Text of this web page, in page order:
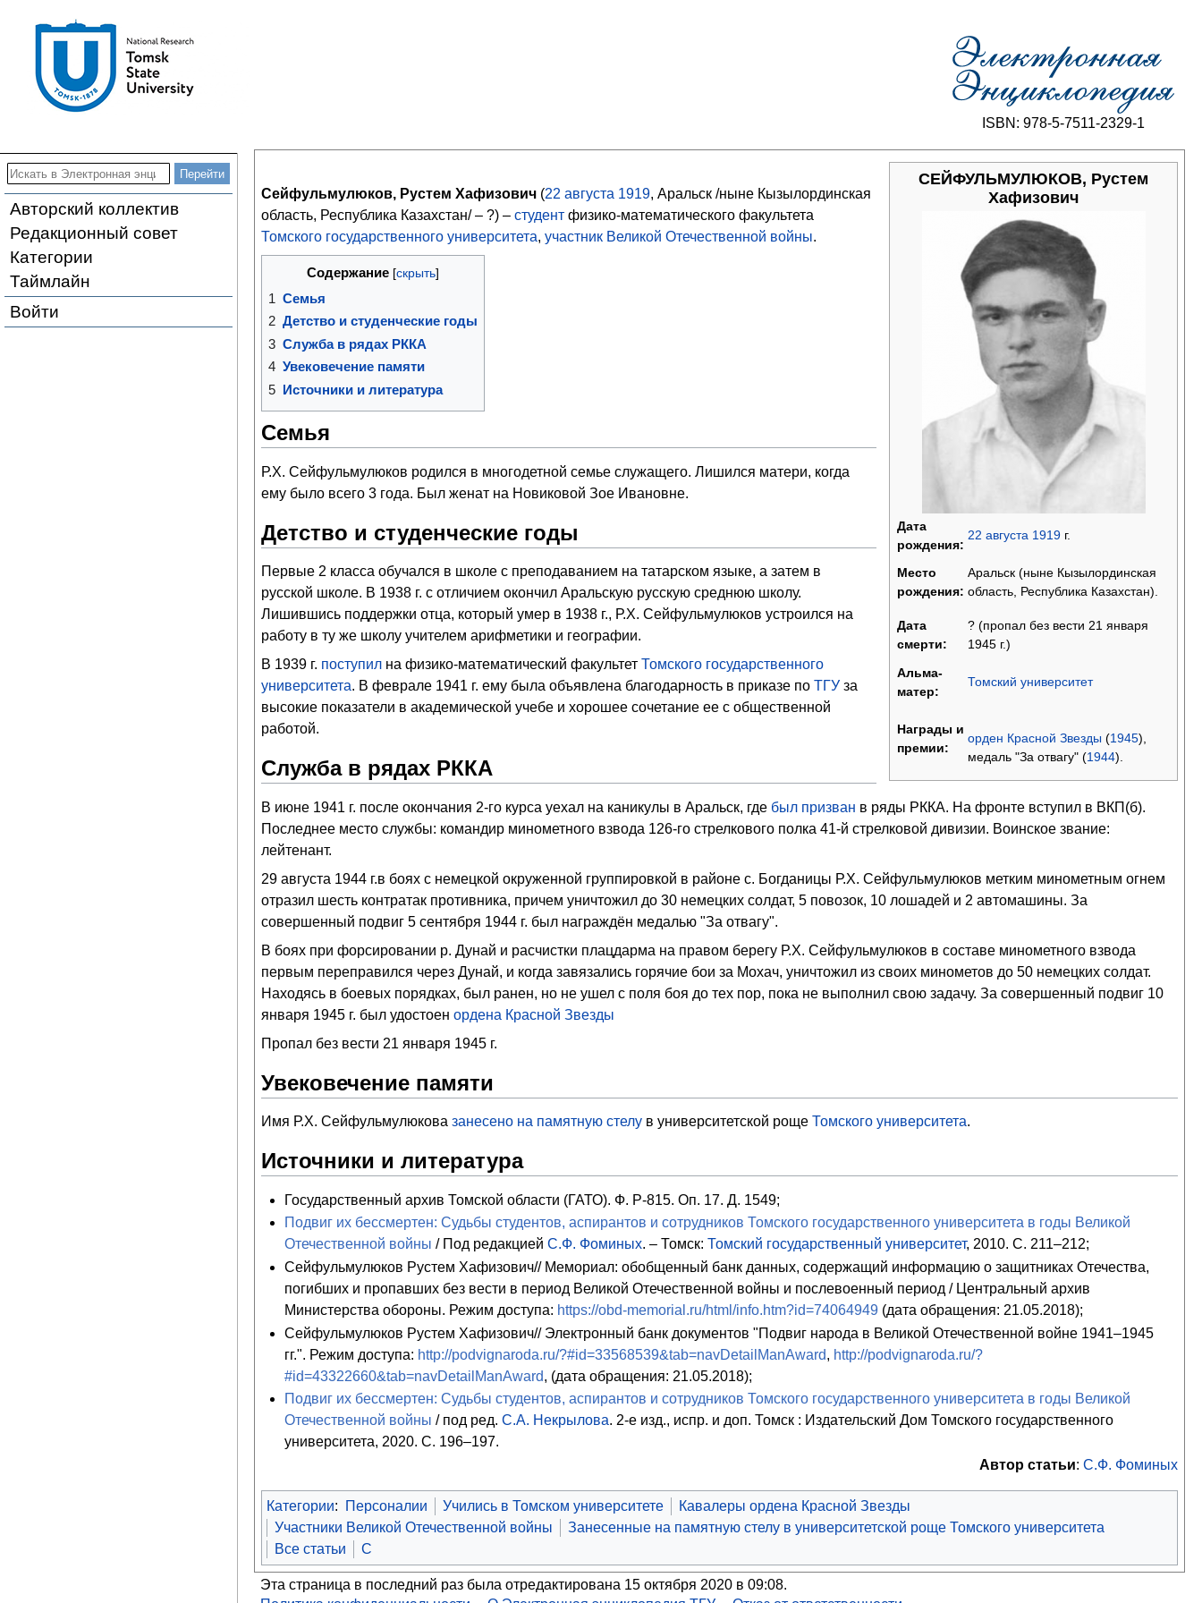
ISBN: 978-5-7511-2329-1
Авторский коллектив
Редакционный совет
Категории
Таймлайн
Войти
СЕЙФУЛЬМУЛЮКОВ, Рустем
Хафизович
Дата
рождения:
22 августа 1919 г.
Место
рождения:
Аральск (ныне Кызылординская
область, Республика Казахстан).
Дата
смерти:
? (пропал без вести 21 января
1945 г.)
Альма-
матер:
Томский университет
Награды и
премии:
орден Красной Звезды (1945),
медаль "За отвагу" (1944).
Сейфульмулюков, Рустем Хафизович(22 августа 1919, Аральск /ныне Кызылординская
область, Республика Казахстан/ – ?) – студентфизико-математического факультета
Томского государственного университета, участник Великой Отечественной войны.
Содержание
1 Семья
2 Детство и студенческие годы
3 Служба в рядах РККА
4 Увековечение памяти
5 Источники и литература
Семья
Р.Х. Сейфульмулюков родился в многодетной семье служащего. Лишился матери, когда
ему было всего 3 года. Был женат на Новиковой Зое Ивановне.
Детство и студенческие годы
Первые 2 класса обучался в школе с преподаванием на татарском языке, а затем в
русской школе. В 1938 г. с отличием окончил Аральскую русскую среднюю школу.
Лишившись поддержки отца, который умер в 1938 г., Р.Х. Сейфульмулюков устроился на
работу в ту же школу учителем арифметики и географии.
В 1939 г. поступилна физико-математический факультет Томского государственного
университета. В феврале 1941 г. ему была объявлена благодарность в приказе по ТГУза
высокие показатели в академической учебе и хорошее сочетание ее с общественной
работой.
Служба в рядах РККА
В июне 1941 г. после окончания 2-го курса уехал на каникулы в Аральск, где был призван в ряды РККА. На фронте вступил в ВКП(б).
Последнее место службы: командир минометного взвода 126-го стрелкового полка 41-й стрелковой дивизии. Воинское звание:
лейтенант.
29 августа 1944 г.в боях с немецкой окруженной группировкой в районе с. Богданицы Р.Х. Сейфульмулюков метким минометным огнем
отразил шесть контратак противника, причем уничтожил до 30 немецких солдат, 5 повозок, 10 лошадей и 2 автомашины. За
совершенный подвиг 5 сентября 1944 г. был награждён медалью "За отвагу".
В боях при форсировании р. Дунай и расчистки плацдарма на правом берегу Р.Х. Сейфульмулюков в составе минометного взвода
первым переправился через Дунай, и когда завязались горячие бои за Мохач, уничтожил из своих минометов до 50 немецких солдат.
Находясь в боевых порядках, был ранен, но не ушел с поля боя до тех пор, пока не выполнил свою задачу. За совершенный подвиг 10
января 1945 г. был удостоен ордена Красной Звезды
Пропал без вести 21 января 1945 г.
Увековечение памяти
Имя Р.Х. Сейфульмулюкова занесено на памятную стелув университетской роще Томского университета.
Источники и литература
Государственный архив Томской области (ГАТО). Ф. Р-815. Оп. 17. Д. 1549;
Подвиг их бессмертен: Судьбы студентов, аспирантов и сотрудников Томского государственного университета в годы Великой
Отечественной войны / Под редакцией С.Ф. Фоминых. – Томск: Томский государственный университет, 2010. С. 211–212;
Сейфульмулюков Рустем Хафизович// Мемориал: обобщенный банк данных, содержащий информацию о защитниках Отечества,
погибших и пропавших без вести в период Великой Отечественной войны и послевоенный период / Центральный архив
Министерства обороны. Режим доступа: https://obd-memorial.ru/html/info.htm?id=74064949(дата обращения: 21.05.2018);
Сейфульмулюков Рустем Хафизович// Электронный банк документов "Подвиг народа в Великой Отечественной войне 1941–1945
гг.". Режим доступа: http://podvignaroda.ru/?#id=33568539&tab=navDetailManAward, http://podvignaroda.ru/?
#id=43322660&tab=navDetailManAward, (дата обращения: 21.05.2018);
Подвиг их бессмертен: Судьбы студентов, аспирантов и сотрудников Томского государственного университета в годы Великой
Отечественной войны / под ред. С.А. Некрылова. 2-е изд., испр. и доп. Томск : Издательский Дом Томского государственного
университета, 2020. C. 196–197.
Автор статьи:С.Ф. Фоминых
Категории: Персоналии Учились в Томском университете
Кавалеры ордена Красной Звезды
Участники Великой Отечественной войны
Занесенные на памятную стелу в университетской роще Томского университета
Все статьи
С
Эта страница в последний раз была отредактирована 15 октября 2020 в 09:08.